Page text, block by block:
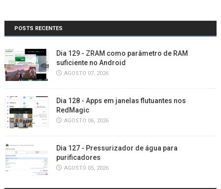
POSTS RECENTES
Dia 129 - ZRAM como parâmetro de RAM
suficiente no Android
AGOSTO 07, 2026
Dia 128 - Apps em janelas flutuantes nos
RedMagic
AGOSTO 06, 2026
Dia 127 - Pressurizador de água para
purificadores
AGOSTO 05, 2026